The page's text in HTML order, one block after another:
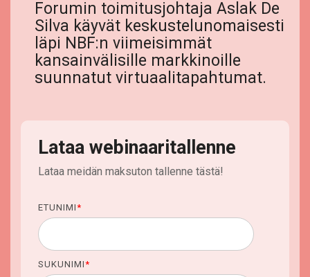
Forumin toimitusjohtaja Aslak De
Silva käyvät keskustelunomaisesti
läpi NBF:n viimeisimmät
kansainvälisille markkinoille
suunnatut virtuaalitapahtumat.
Lataa webinaaritallenne
Lataa meidän maksuton tallenne tästä!
ETUNIMI*
SUKUNIMI*